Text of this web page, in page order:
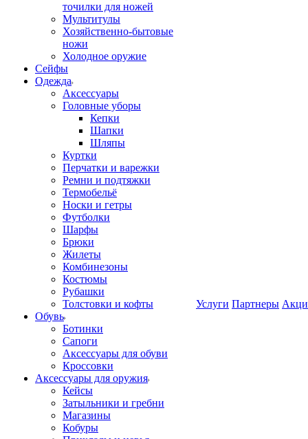
точилки для ножей
Мультитулы
Хозяйственно-бытовые
ножи
Холодное оружие
Сейфы
Одежда
Аксессуары
Головные уборы
Кепки
Шапки
Шляпы
Куртки
Перчатки и варежки
Ремни и подтяжки
Термобельё
Носки и гетры
Футболки
Шарфы
Брюки
Жилеты
Комбинезоны
Костюмы
Рубашки
Толстовки и кофты
Обувь
Ботинки
Сапоги
Аксессуары для обуви
Кроссовки
Аксессуары для оружия
Кейсы
Затыльники и гребни
Магазины
Кобуры
Услуги Партнеры